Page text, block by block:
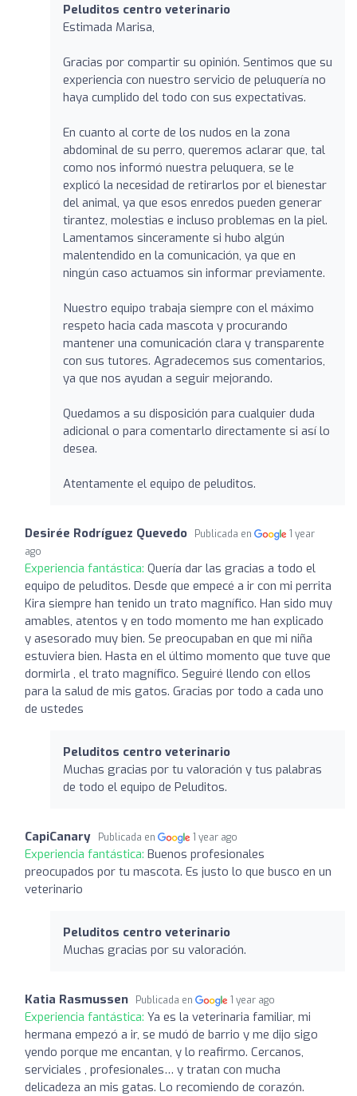
Peluditos centro veterinario
Estimada Marisa,
Gracias por compartir su opinión. Sentimos que su
experiencia con nuestro servicio de peluquería no
haya cumplido del todo con sus expectativas.
En cuanto al corte de los nudos en la zona
abdominal de su perro, queremos aclarar que, tal
como nos informó nuestra peluquera, se le
explicó la necesidad de retirarlos por el bienestar
del animal, ya que esos enredos pueden generar
tirantez, molestias e incluso problemas en la piel.
Lamentamos sinceramente si hubo algún
malentendido en la comunicación, ya que en
ningún caso actuamos sin informar previamente.
Nuestro equipo trabaja siempre con el máximo
respeto hacia cada mascota y procurando
mantener una comunicación clara y transparente
con sus tutores. Agradecemos sus comentarios,
ya que nos ayudan a seguir mejorando.
Quedamos a su disposición para cualquier duda
adicional o para comentarlo directamente si así lo
desea.
Atentamente el equipo de peluditos.
Desirée Rodríguez Quevedo Publicada en
1 year
ago
Experiencia fantástica: Quería dar las gracias a todo el
equipo de peluditos. Desde que empecé a ir con mi perrita
Kira siempre han tenido un trato magnífico. Han sido muy
amables, atentos y en todo momento me han explicado
y asesorado muy bien. Se preocupaban en que mi niña
estuviera bien. Hasta en el último momento que tuve que
dormirla , el trato magnífico. Seguiré llendo con ellos
para la salud de mis gatos. Gracias por todo a cada uno
de ustedes
Peluditos centro veterinario
Muchas gracias por tu valoración y tus palabras
de todo el equipo de Peluditos.
CapiCanary Publicada en 1 year ago
Experiencia fantástica: Buenos profesionales
preocupados por tu mascota. Es justo lo que busco en un
veterinario
Peluditos centro veterinario
Muchas gracias por su valoración.
Katia Rasmussen Publicada en 1 year ago
Experiencia fantástica: Ya es la veterinaria familiar, mi
hermana empezó a ir, se mudó de barrio y me dijo sigo
yendo porque me encantan, y lo reafirmo. Cercanos,
serviciales , profesionales… y tratan con mucha
delicadeza an mis gatas. Lo recomiendo de corazón.